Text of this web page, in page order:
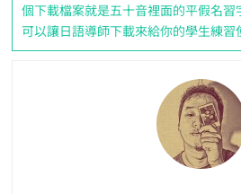
個下載檔案就是五十音裡面的平假名
可以讓日語導師下載來給你的學生練習